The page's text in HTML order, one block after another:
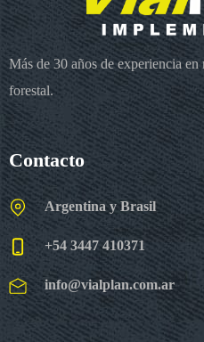
Más de 30 años de experiencia
forestal.
Contacto
Argentina y Brasil
+54 3447 410371
info@vialplan.com.ar